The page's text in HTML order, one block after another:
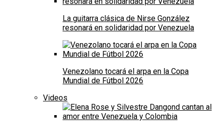
La guitarra clásica de Nirse González
resonará en solidaridad por Venezuela
Venezolano tocará el arpa en la Copa
Mundial de Fútbol 2026
Videos